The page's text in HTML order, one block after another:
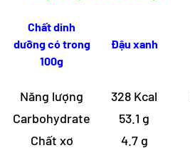
Chất dinh
dưỡng có trong
100g
Đậu xanh
Năng lượng 328 Kcal
Carbohydrate
53.1 g
Chất xơ
4.7 g